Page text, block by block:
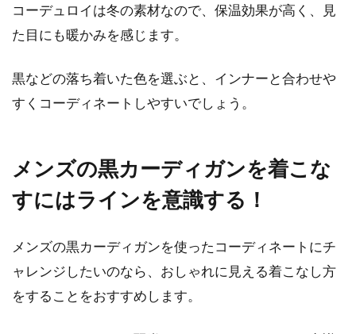
コーデュロイは冬の素材なので、保温効果が高く、見
た目にも暖かみを感じます。
黒などの落ち着いた色を選ぶと、インナーと合わせや
すくコーディネートしやすいでしょう。
メンズの黒カーディガンを着こな
すにはラインを意識する！
メンズの黒カーディガンを使ったコーディネートにチ
ャレンジしたいのなら、おしゃれに見える着こなし方
をすることをおすすめします。